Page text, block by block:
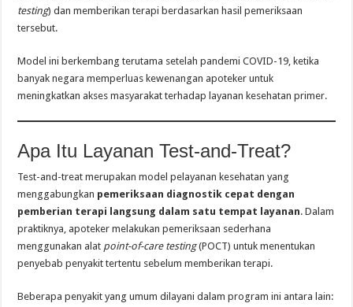
testing) dan memberikan terapi berdasarkan hasil pemeriksaan
tersebut.
Model ini berkembang terutama setelah pandemi COVID-19, ketika
banyak negara memperluas kewenangan apoteker untuk
meningkatkan akses masyarakat terhadap layanan kesehatan primer.
Apa Itu Layanan Test-and-Treat?
Test-and-treat merupakan model pelayanan kesehatan yang
menggabungkan pemeriksaan diagnostik cepat dengan
pemberian terapi langsung dalam satu tempat layanan. Dalam
praktiknya, apoteker melakukan pemeriksaan sederhana
menggunakan alat point-of-care testing(POCT) untuk menentukan
penyebab penyakit tertentu sebelum memberikan terapi.
Beberapa penyakit yang umum dilayani dalam program ini antara lain: